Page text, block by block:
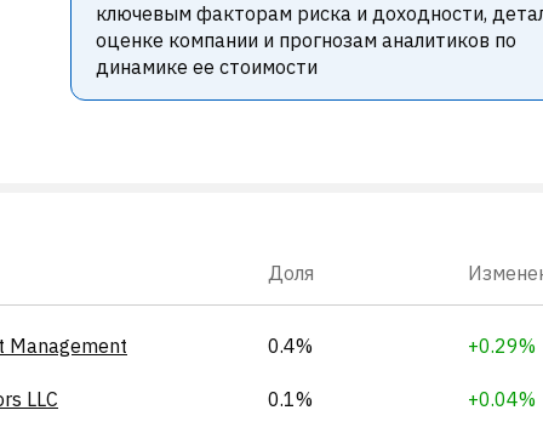
ключевым факторам риска и доходности,
оценке компании и прогнозам аналитиков по
динамике ее стоимости
Доля
Management 0.4% +0.29%
LLC 0.1% +0.04%